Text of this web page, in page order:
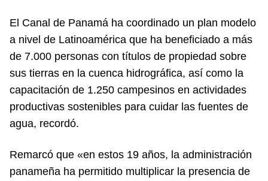
El Canal de Panamá ha coordinado un plan modelo
a nivel de Latinoamérica que ha beneficiado a más
de 7.000 personas con títulos de propiedad sobre
sus tierras en la cuenca hidrográfica, así como la
capacitación de 1.250 campesinos en actividades
productivas sostenibles para cuidar las fuentes de
agua, recordó.
Remarcó que «en estos 19 años, la administración
panameña ha permitido multiplicar la presencia de